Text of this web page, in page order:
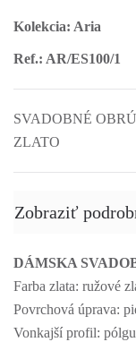
Kolekcia: Aria
Ref.: AR/ES100/1
SVADOBNÉ
ZLATO
Zobraziť
DÁMSKA
Farba zlata: ružové
Povrchová úprava:
Vonkajší profil: